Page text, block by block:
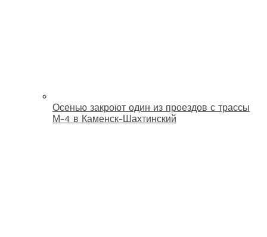
Осенью закроют один из проездов с трассы
М-4 в Каменск-Шахтинский